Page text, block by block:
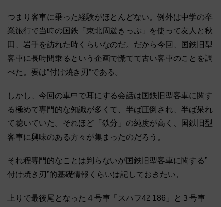
つまり客車に乗った経験がほとんどない。例外は中学の卒
業旅行で当時の国鉄「東北周遊きっぷ」
を使って友人と秋
田、岩手を訪れた時くらいなのだ。だから今回、
国鉄旧型
客車に長時間乗るという企画で慌てて古い客車のことを調
べた。要は”付け焼き刃”である。
しかし、 今回の車中で耳にする会話は国鉄旧型客車に関す
る極めて専門的な知識が多くて、半ば圧倒され、半ば呆れ
て聴いていた。それほど「 鉄分」の純度が高く、
国鉄旧型
客車に興味のある方々が集まったのだろう。
それ程専門的なことは判らないが国鉄旧型客車に関する”
付け焼き刃”的基礎情報くらいは記しておきたい。
上りで最後尾となった４号車「スハフ42 186」と３号車